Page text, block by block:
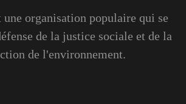
une organisation populaire qui se
de la justice sociale et de la
de l'environnement.